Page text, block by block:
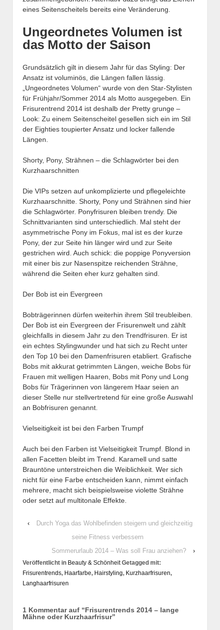
eines Seitenscheitels bereits eine Veränderung.
Ungeordnetes Volumen ist
das Motto der Saison
Grundsätzlich gilt in diesem Jahr für das Styling: Der
Ansatz ist voluminös, die Längen fallen lässig.
„Ungeordnetes Volumen“ wurde von den Star-Stylisten
für Frühjahr/Sommer 2014 als Motto ausgegeben. Ein
Frisurentrend 2014 ist deshalb der Pretty grunge –
Look: Zu einem Seitenscheitel gesellen sich ein im Stil
der Eighties toupierter Ansatz und locker fallende
Längen.
Shorty, Pony, Strähnen – die Schlagwörter bei den
Kurzhaarschnitten
Die VIPs setzen auf unkomplizierte und pflegeleichte
Kurzhaarschnitte. Shorty, Pony und Strähnen sind hier
die Schlagwörter. Ponyfrisuren bleiben trendy. Die
Schnittvarianten sind unterschiedlich. Mal steht der
asymmetrische Pony im Fokus, mal ist es der kurze
Pony, der zur Seite hin länger wird und zur Seite
gestrichen wird. Auch schick: die poppige Ponyversion
mit einer bis zur Nasenspitze reichenden Strähne,
während die Seiten eher kurz gehalten sind.
Der Bob ist ein Evergreen
Bobträgerinnen dürfen weiterhin ihrem Stil treubleiben.
Der Bob ist ein Evergreen der Frisurenwelt und zählt
gleichfalls in diesem Jahr zu den Trendfrisuren. Er ist
ein echtes Stylingwunder und hat sich zu Recht unter
den Top 10 bei den Damenfrisuren etabliert. Grafische
Bobs mit akkurat getrimmten Längen, weiche Bobs für
Frauen mit welligen Haaren, Bobs mit Pony und Long
Bobs für Trägerinnen von längerem Haar seien an
dieser Stelle nur stellvertretend für eine große Auswahl
an Bobfrisuren genannt.
Vielseitigkeit ist bei den Farben Trumpf
Auch bei den Farben ist Vielseitigkeit Trumpf. Blond in
allen Facetten bleibt im Trend. Karamell und satte
Brauntöne unterstreichen die Weiblichkeit. Wer sich
nicht für eine Farbe entscheiden kann, nimmt einfach
mehrere, macht sich beispielsweise violette Strähne
oder setzt auf multitonale Effekte.
‹
Durch Yoga das Wohlbefinden steigern und gleichzeitig
seine Fitness verbessern
Sommerurlaub 2014 – Was soll Frau anziehen?
›
Veröffentlicht in Beauty & SchönheitGetagged mit:
Frisurentrends, Haarfarbe, Hairstyling, Kurzhaarfrisuren,
Langhaarfrisuren
1 Kommentar auf “Frisurentrends 2014 – lange
Mähne oder Kurzhaarfrisur”